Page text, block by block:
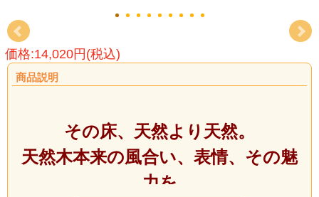
価格:14,020円(税込)
商品説明
その床、天然より天然。
天然木本来の風合い、表情、その魅
力を